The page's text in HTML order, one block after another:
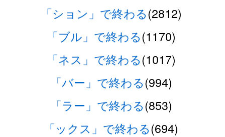
「ション」で終わる(2812)
「ブル」で終わる(1170)
「ネス」で終わる(1017)
「バー」で終わる(994)
「ラー」で終わる(853)
「ックス」で終わる(694)